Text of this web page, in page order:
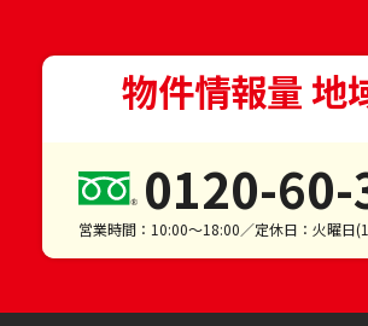
物件情報量 地
0120-60-
営業時間：10:00～18:00／定休日：火曜日